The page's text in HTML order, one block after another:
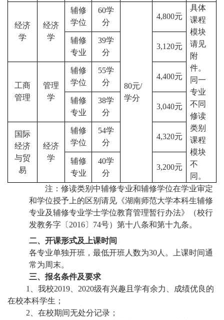
经济
学
经济
学
辅修
学位
60学
分
80元/
学分
4,800元
具体
课程
模块
请见
附
件。
同一
专业
不同
修读
类别
课程
模块
不
同。
辅修
专业
39学
分
3,120元
工商
管理
管理
学
辅修
学位
55学
分
4,400元
辅修
专业
38学
分
3,040元
国际
经济
与贸
易
经济
学
辅修
学位
54学
分
4,320元
辅修
专业
40学
分
3,200元
注：修读类别中辅修专业和辅修学位在学业审定
和学位授予上的区别请见《湖南师范大学本科生辅修
专业及辅修专业学士学位教育管理暂行办法》（校行
发教务字〔2016〕74号）第十八条和第十九条。
二、开课形式及上课时间
各专业单独开班，最低开班人数为30人。上课时间通
常为周末。
三、报名条件及要求
1、我校2019、2020级有兴趣且学有余力、成绩优良的
在校本科学生；
2、在校期间无处分记录；